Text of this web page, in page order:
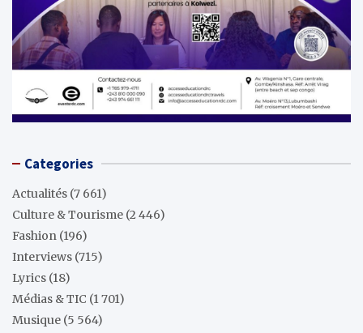
Categories
Actualités (7 661)
Culture & Tourisme (2 446)
Fashion (196)
Interviews (715)
Lyrics (18)
Médias & TIC (1 701)
Musique (5 564)